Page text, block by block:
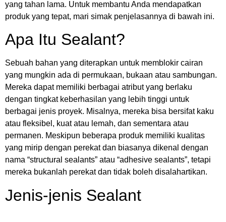
yang tahan lama. Untuk membantu Anda mendapatkan
produk yang tepat, mari simak penjelasannya di bawah ini.
Apa Itu Sealant?
Sebuah bahan yang diterapkan untuk memblokir cairan
yang mungkin ada di permukaan, bukaan atau sambungan.
Mereka dapat memiliki berbagai atribut yang berlaku
dengan tingkat keberhasilan yang lebih tinggi untuk
berbagai jenis proyek. Misalnya, mereka bisa bersifat kaku
atau fleksibel, kuat atau lemah, dan sementara atau
permanen. Meskipun beberapa produk memiliki kualitas
yang mirip dengan perekat dan biasanya dikenal dengan
nama “structural sealants” atau “adhesive sealants”, tetapi
mereka bukanlah perekat dan tidak boleh disalahartikan.
Jenis-jenis Sealant